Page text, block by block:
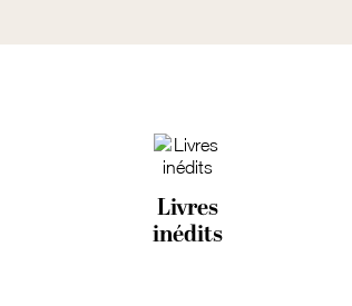
Livres
inédits